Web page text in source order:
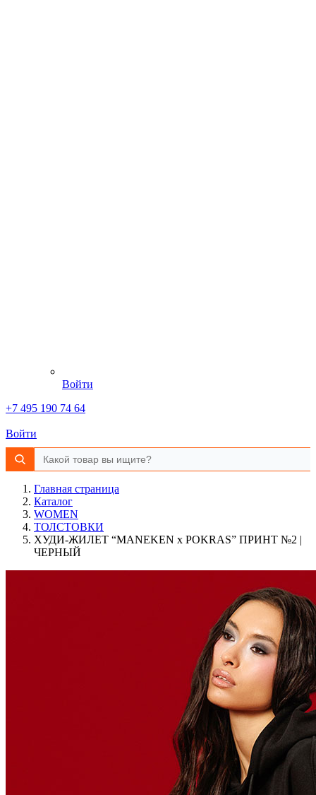
Войти
+7 495 190 74 64
Войти
Главная страница
Каталог
WOMEN
ТОЛСТОВКИ
ХУДИ-ЖИЛЕТ “MANEKEN x POKRAS” ПРИНТ №2 |
ЧЕРНЫЙ